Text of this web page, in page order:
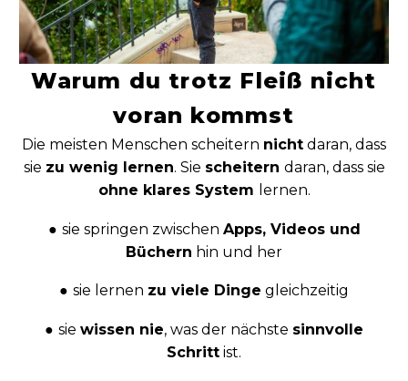
Warum du trotz Fleiß nicht
voran kommst
Die meisten Menschen scheitern nicht daran, dass
sie zu wenig lernen. Sie scheitern daran, dass sie
ohne klares System lernen.
● sie springen zwischen Apps, Videos und
Büchern hin und her
● sie lernen zu viele Dinge gleichzeitig
● sie wissen nie, was der nächste sinnvolle
Schritt ist.